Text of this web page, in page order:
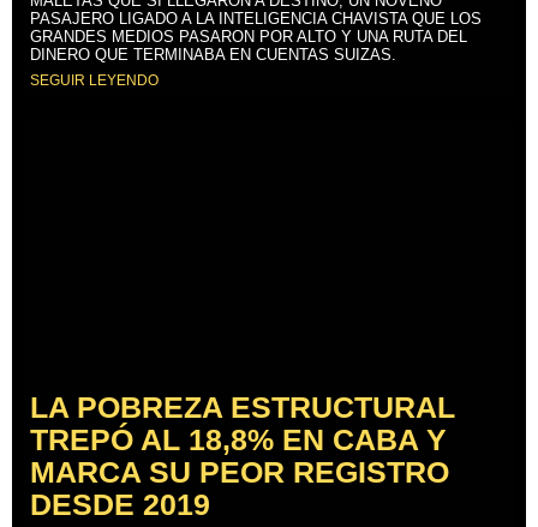
PASAJERO LIGADO A LA INTELIGENCIA CHAVISTA QUE LOS
GRANDES MEDIOS PASARON POR ALTO Y UNA RUTA DEL
DINERO QUE TERMINABA EN CUENTAS SUIZAS.
SEGUIR LEYENDO
LA POBREZA ESTRUCTURAL
TREPÓ AL 18,8% EN CABA Y
MARCA SU PEOR REGISTRO
DESDE 2019